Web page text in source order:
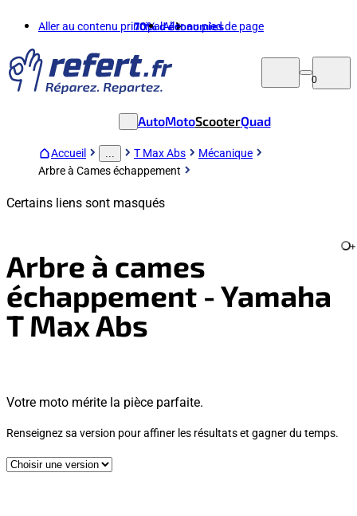
Aller au contenu principalAller au pied de page
70%d'économies
0
AutoMotoScooterQuad
Accueil T Max Abs
Mécanique
Arbre à Cames échappement
Certains liens sont masqués
Arbre à cames
échappement - Yamaha
T Max Abs
+
Votre moto mérite la pièce parfaite.
Renseignez sa version pour affiner les résultats et gagner du temps.